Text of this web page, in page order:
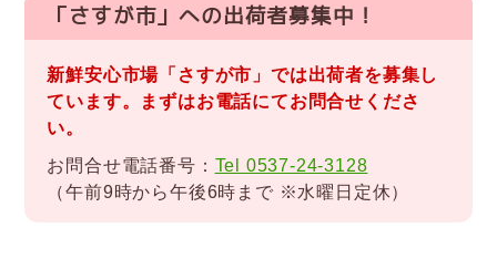
「さすが市」への出荷者募集中！
新鮮安心市場「さすが市」では出荷者を募集し
ています。まずはお電話にてお問合せくださ
い。
お問合せ電話番号： Tel 0537-24-3128
（午前9時から午後6時まで ※水曜日定休）